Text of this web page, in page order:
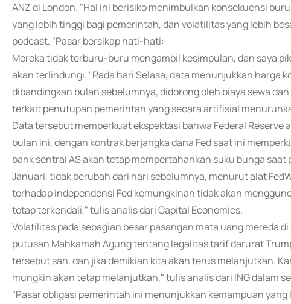
ANZ di London. "Hal ini berisiko menimbulkan konsekuensi
yang lebih tinggi bagi pemerintah, dan volatilitas yang lebih
podcast. "Pasar bersikap hati-hati:
Mereka tidak terburu-buru mengambil kesimpulan, dan saya
akan terlindungi." Pada hari Selasa, data menunjukkan harga
dibandingkan bulan sebelumnya, didorong oleh biaya sewa
terkait penutupan pemerintah yang secara artifisial
Data tersebut memperkuat ekspektasi bahwa Federal
bulan ini, dengan kontrak berjangka dana Fed saat ini
bank sentral AS akan tetap mempertahankan suku bunga
Januari, tidak berubah dari hari sebelumnya, menurut alat
terhadap independensi Fed kemungkinan tidak akan
tetap terkendali," tulis analis dari Capital Economics.
Volatilitas pada sebagian besar pasangan mata uang mereda
putusan Mahkamah Agung tentang legalitas tarif darurat
tersebut sah, dan jika demikian kita akan terus melanjutkan.
mungkin akan tetap melanjutkan," tulis analis dari ING dalam
"Pasar obligasi pemerintah ini menunjukkan kemampuan